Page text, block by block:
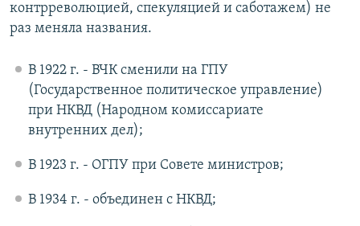
контрреволюцией, спекуляцией и саботажем) не
раз меняла названия.
В 1922 г. - ВЧК сменили на ГПУ
(Государственное политическое управление)
при НКВД (Народном комиссариате
внутренних дел);
В 1923 г. - ОГПУ при Совете министров;
В 1934 г. - объединен с НКВД;